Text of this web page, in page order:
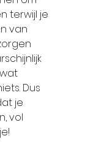
terwijl je
van
Dus
je
vol